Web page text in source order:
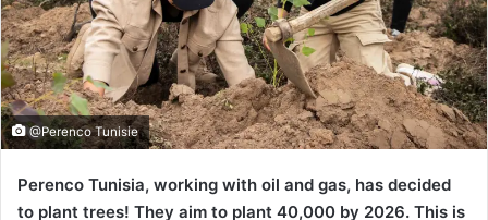
@Perenco Tunisie
Perenco Tunisia, working with oil and gas, has decided
to plant trees! They aim to plant 40,000 by 2026. This is